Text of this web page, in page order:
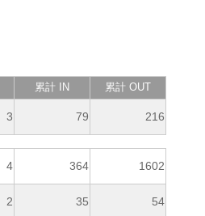
累計 IN 累計 OUT
3 79 216
4 364 1602
2 35 54